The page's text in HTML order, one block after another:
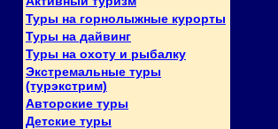
Туры на горнолыжные курорты
Туры на дайвинг
Туры на охоту и рыбалку
Экстремальные туры
(турэкстрим)
Авторские туры
Детские туры